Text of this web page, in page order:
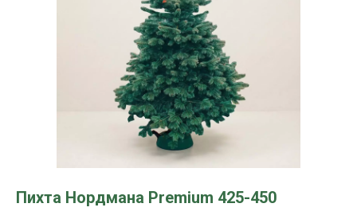
Пихта Нордмана Premium 425-450